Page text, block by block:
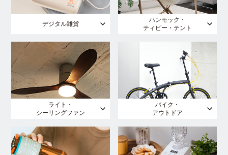
デジタル雑貨
ハンモック・
ティピー・テント
ライト・
シーリングファン
バイク・
アウトドア